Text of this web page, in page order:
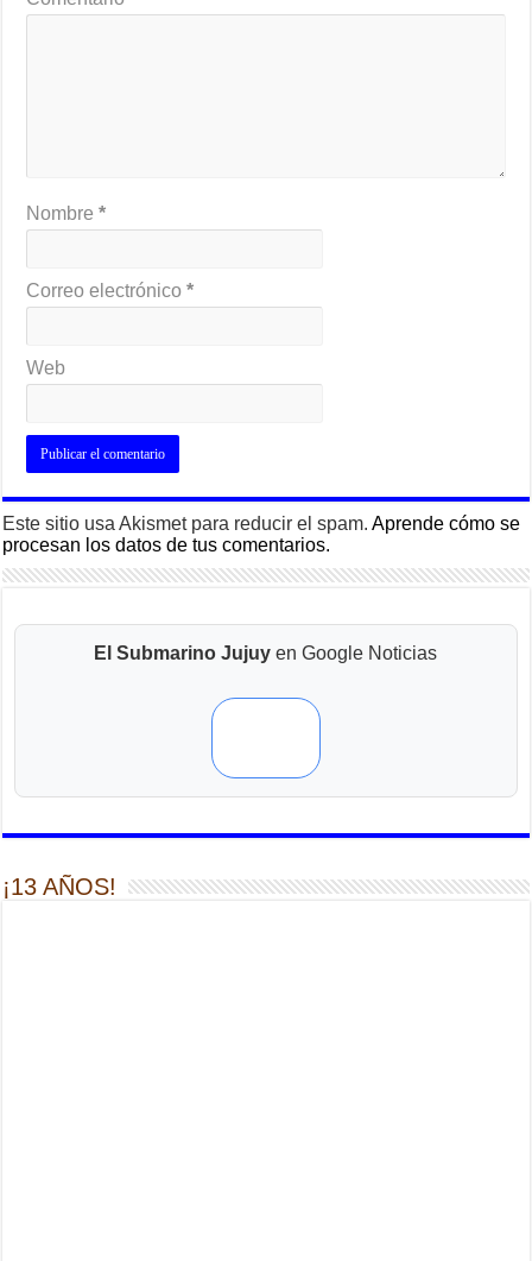
Nombre*
Correo electrónico*
Web
Este sitio usa Akismet para reducir el spam.Aprende cómo se
procesan los datos de tus comentarios.
El Submarino Jujuy en Google Noticias
¡13 AÑOS!